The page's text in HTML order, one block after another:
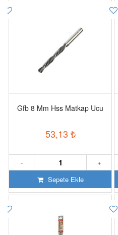
Gfb 8 Mm Hss Matkap Ucu
53,13 ₺
+
-
Sepete Ekle